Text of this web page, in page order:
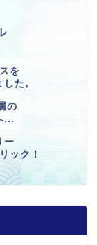
を
た。
の
...
ー
ック！